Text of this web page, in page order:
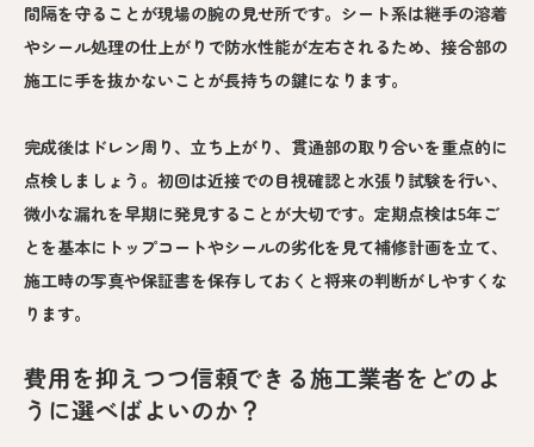
間隔を守ることが現場の腕の見せ所です。シート系は継手の溶着
やシール処理の仕上がりで防水性能が左右されるため、接合部の
施工に手を抜かないことが長持ちの鍵になります。
完成後はドレン周り、立ち上がり、貫通部の取り合いを重点的に
点検しましょう。初回は近接での目視確認と水張り試験を行い、
微小な漏れを早期に発見することが大切です。定期点検は5年ご
とを基本にトップコートやシールの劣化を見て補修計画を立て、
施工時の写真や保証書を保存しておくと将来の判断がしやすくな
ります。
費用を抑えつつ信頼できる施工業者をどのよ
うに選べばよいのか？